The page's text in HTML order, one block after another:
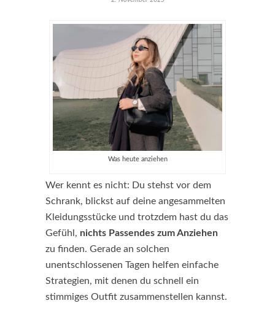
Was heute anziehen
Wer kennt es nicht: Du stehst vor dem
Schrank, blickst auf deine angesammelten
Kleidungsstücke und trotzdem hast du das
Gefühl, nichts Passendes zum Anziehen
zu finden. Gerade an solchen
unentschlossenen Tagen helfen einfache
Strategien, mit denen du schnell ein
stimmiges Outfit zusammenstellen kannst.